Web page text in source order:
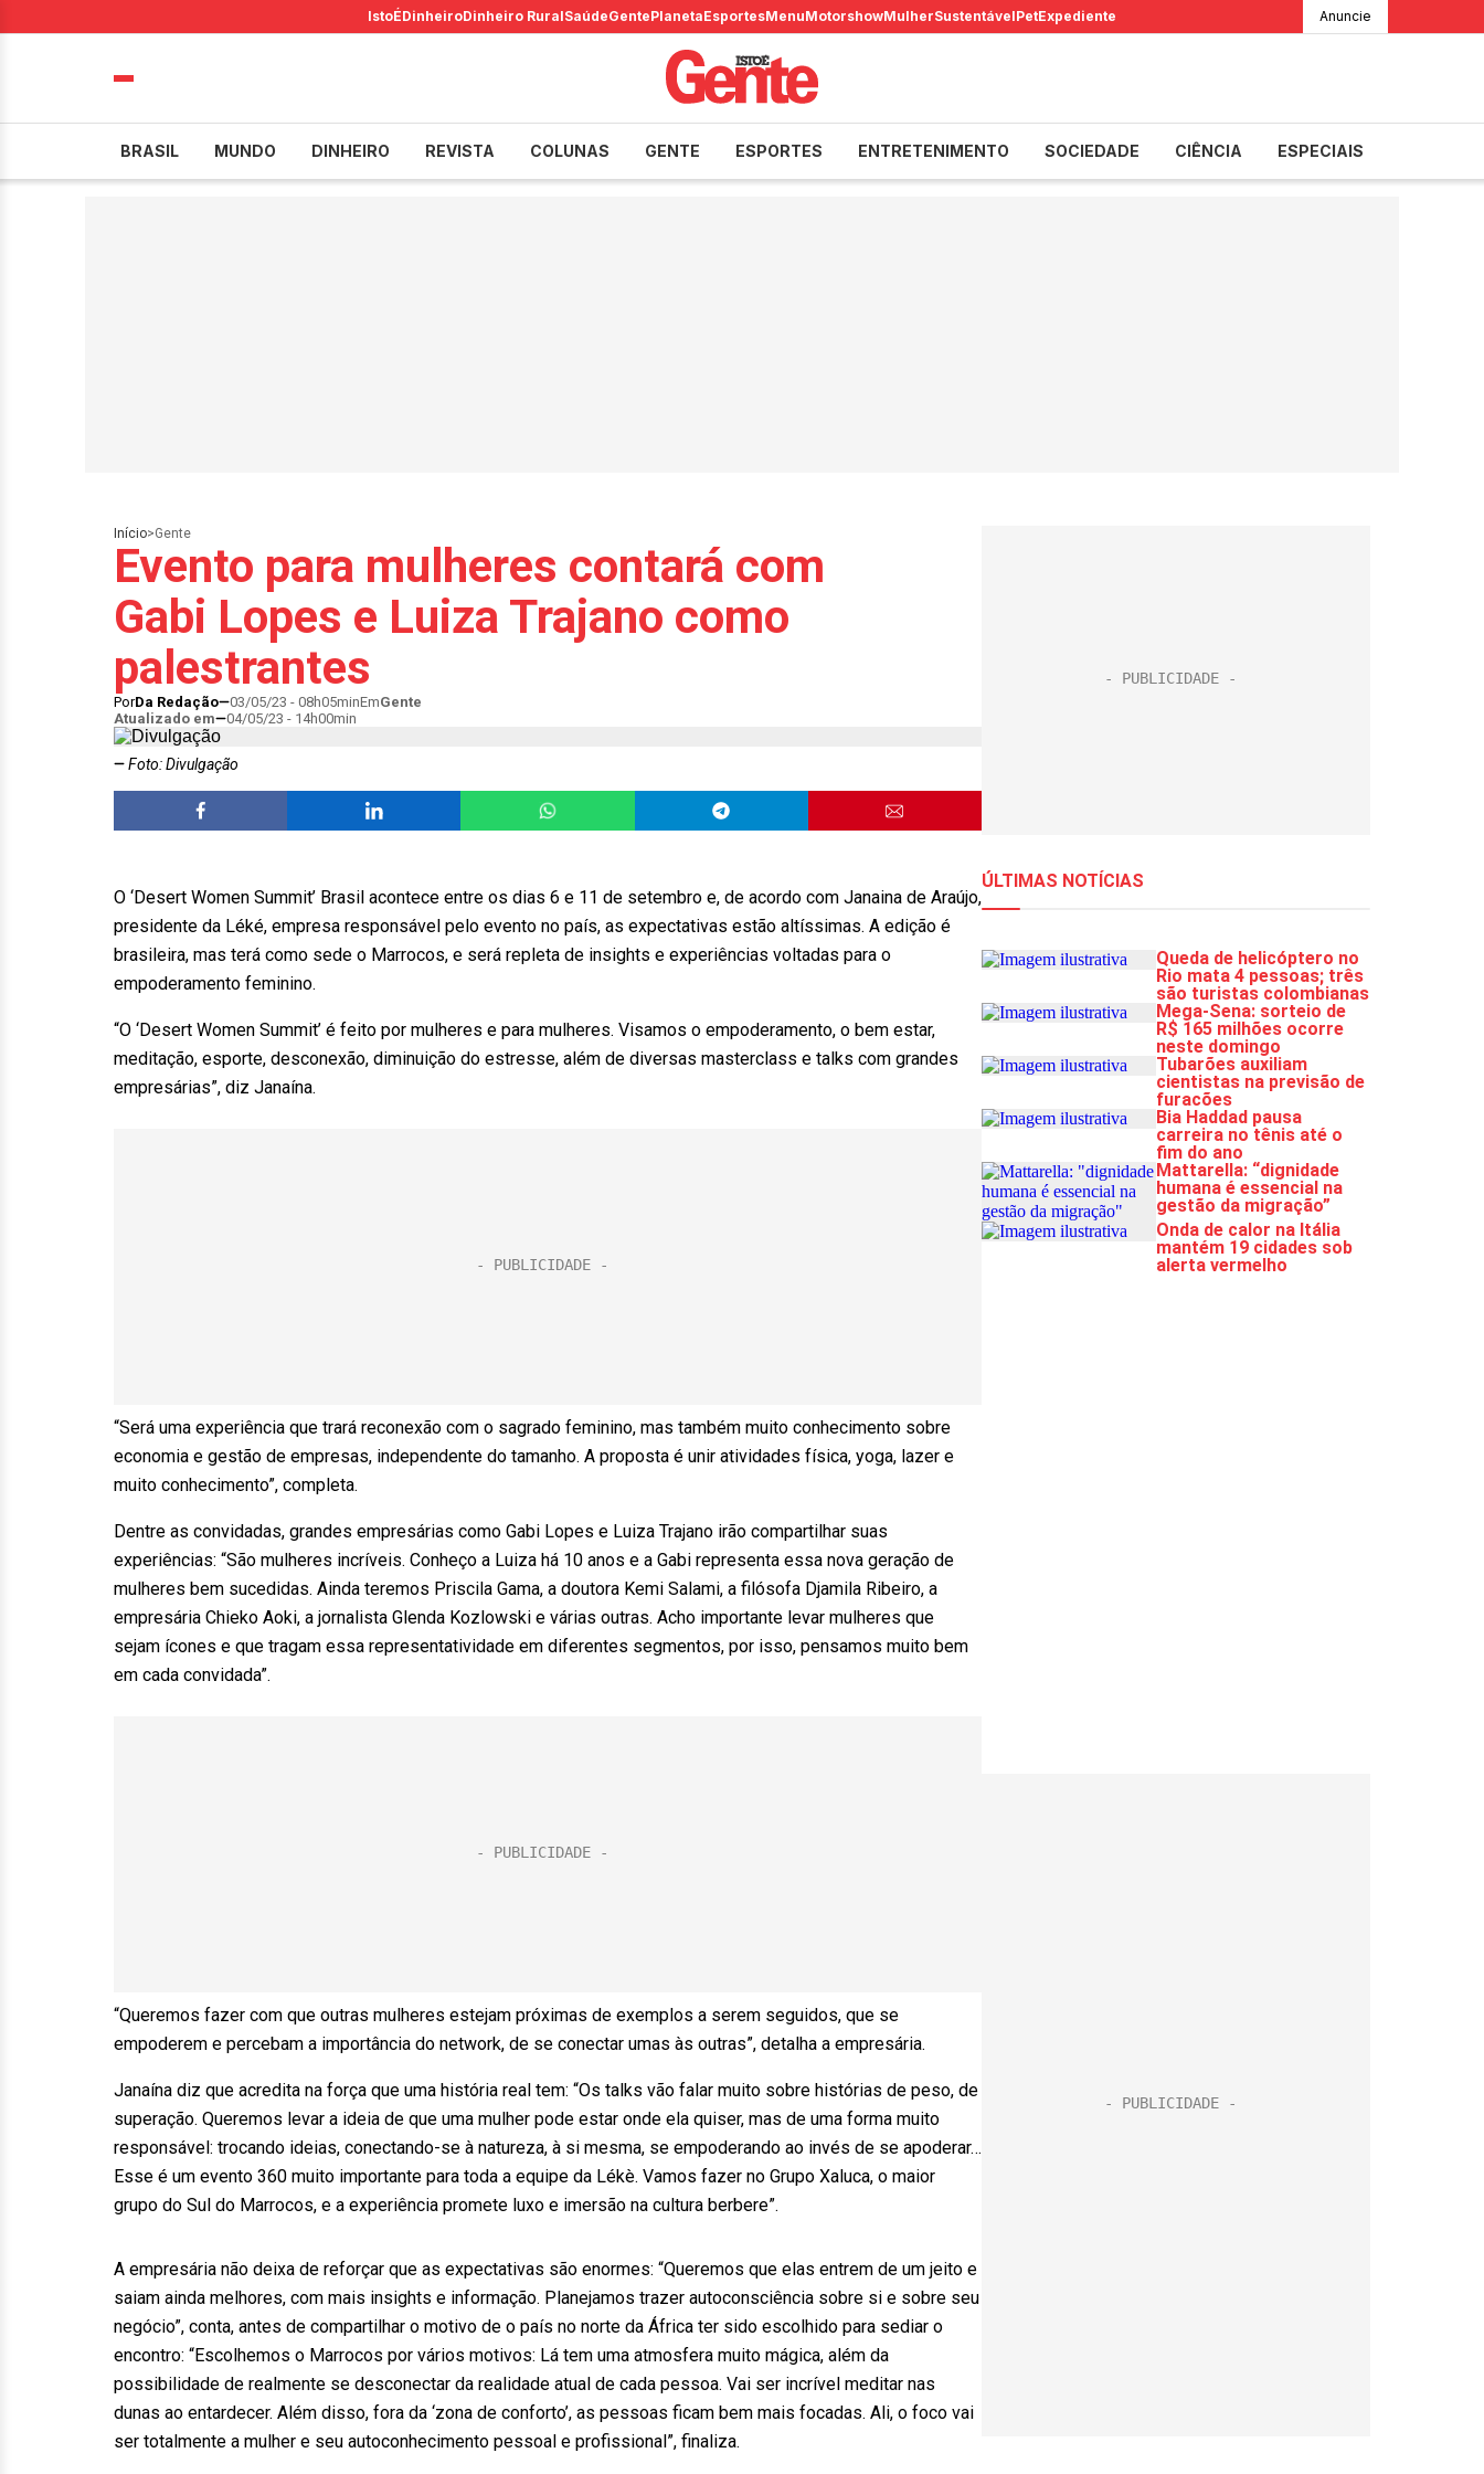
IstoÉDinheiroDinheiro RuralSaúdeGentePlanetaEsportesMenuMotorshowMulherSustentávelPetExpediente Anuncie
BRASIL MUNDO DINHEIRO REVISTA COLUNAS GENTE ESPORTES ENTRETENIMENTO SOCIEDADE CIÊNCIA ESPECIAIS
Início>Gente
Evento para mulheres contará com
Gabi Lopes e Luiza Trajano como
palestrantes
PorDa Redação 03/05/23 - 08h05minEmGente
Atualizado em
04/05/23 - 14h00min
Foto: Divulgação
O ‘Desert Women Summit’ Brasil acontece entre os dias 6 e 11 de setembro e, de acordo com Janaina de Araújo,
presidente da Léké, empresa responsável pelo evento no país, as expectativas estão altíssimas. A edição é
brasileira, mas terá como sede o Marrocos, e será repleta de insights e experiências voltadas para o
empoderamento feminino.
“O ‘Desert Women Summit’ é feito por mulheres e para mulheres. Visamos o empoderamento, o bem estar,
meditação, esporte, desconexão, diminuição do estresse, além de diversas masterclass e talks com grandes
empresárias”, diz Janaína.
“Será uma experiência que trará reconexão com o sagrado feminino, mas também muito conhecimento sobre
economia e gestão de empresas, independente do tamanho. A proposta é unir atividades física, yoga, lazer e
muito conhecimento”, completa.
Dentre as convidadas, grandes empresárias como Gabi Lopes e Luiza Trajano irão compartilhar suas
experiências: “São mulheres incríveis. Conheço a Luiza há 10 anos e a Gabi representa essa nova geração de
mulheres bem sucedidas. Ainda teremos Priscila Gama, a doutora Kemi Salami, a filósofa Djamila Ribeiro, a
empresária Chieko Aoki, a jornalista Glenda Kozlowski e várias outras. Acho importante levar mulheres que
sejam ícones e que tragam essa representatividade em diferentes segmentos, por isso, pensamos muito bem
em cada convidada”.
“Queremos fazer com que outras mulheres estejam próximas de exemplos a serem seguidos, que se
empoderem e percebam a importância do network, de se conectar umas às outras”, detalha a empresária.
Janaína diz que acredita na força que uma história real tem: “Os talks vão falar muito sobre histórias de peso, de
superação. Queremos levar a ideia de que uma mulher pode estar onde ela quiser, mas de uma forma muito
responsável: trocando ideias, conectando-se à natureza, à si mesma, se empoderando ao invés de se apoderar…
Esse é um evento 360 muito importante para toda a equipe da Lékè. Vamos fazer no Grupo Xaluca, o maior
grupo do Sul do Marrocos, e a experiência promete luxo e imersão na cultura berbere”.
A empresária não deixa de reforçar que as expectativas são enormes: “Queremos que elas entrem de um jeito e
saiam ainda melhores, com mais insights e informação. Planejamos trazer autoconsciência sobre si e sobre seu
negócio”, conta, antes de compartilhar o motivo de o país no norte da África ter sido escolhido para sediar o
encontro: “Escolhemos o Marrocos por vários motivos: Lá tem uma atmosfera muito mágica, além da
possibilidade de realmente se desconectar da realidade atual de cada pessoa. Vai ser incrível meditar nas
dunas ao entardecer. Além disso, fora da ‘zona de conforto’, as pessoas ficam bem mais focadas. Ali, o foco vai
ser totalmente a mulher e seu autoconhecimento pessoal e profissional”, finaliza.